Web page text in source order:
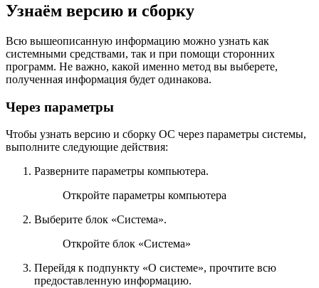
Узнаём версию и сборку
Всю вышеописанную информацию можно узнать как
системными средствами, так и при помощи сторонних
программ. Не важно, какой именно метод вы выберете,
полученная информация будет одинакова.
Через параметры
Чтобы узнать версию и сборку ОС через параметры системы,
выполните следующие действия:
Разверните параметры компьютера.
Откройте параметры компьютера
Выберите блок «Система».
Откройте блок «Система»
Перейдя к подпункту «О системе», прочтите всю
предоставленную информацию.